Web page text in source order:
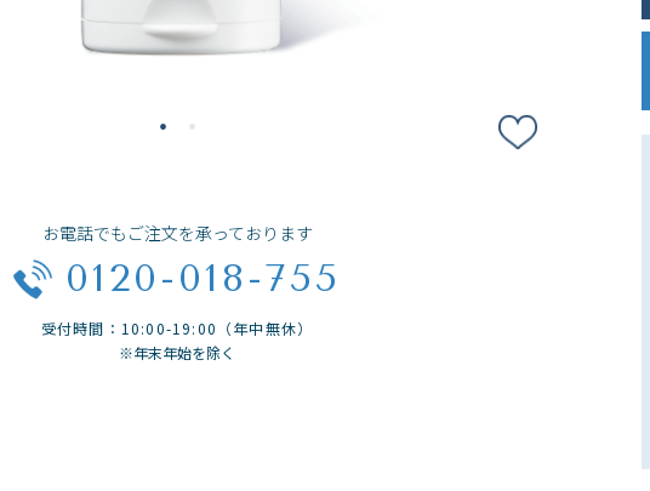
お電話でもご注文を承っております
0120-018-755
受付時間：10:00-19:00（年中無休）
※年末年始を除く